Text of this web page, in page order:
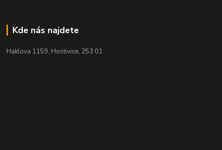
Kde nás najdete
Haklova 1159, Hostivice, 253 01